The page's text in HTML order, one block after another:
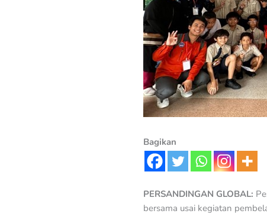
Bagikan
PERSANDINGAN GLOBAL:
bersama usai kegiatan